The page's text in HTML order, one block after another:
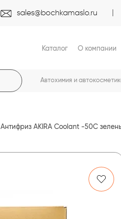
sales@bochkamaslo.ru
Каталог О компании
Автохимия и
Антифриз AKIRA Coolant -50C